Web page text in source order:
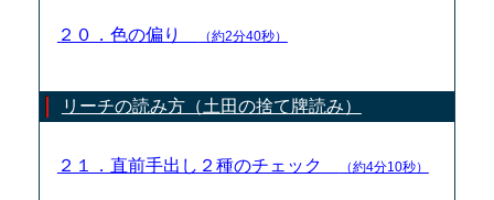
２０．色の偏り （約2分40秒）
リーチの読み方（土田の捨て牌読み）
２１．直前手出し２種のチェック （約4分10秒）